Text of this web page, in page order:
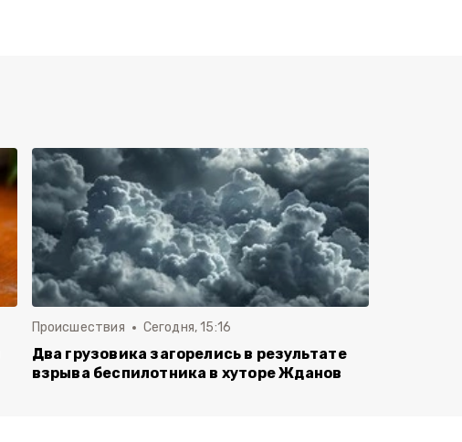
Происшествия Сегодня, 15:16
Два грузовика загорелись в результате
взрыва беспилотника в хуторе Жданов